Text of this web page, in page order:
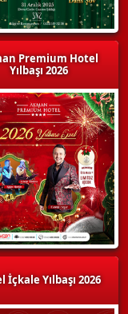
Premium Hotel
Yılbaşı 2026
İçkale Yılbaşı 2026